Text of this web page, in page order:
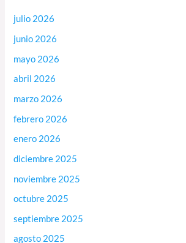
julio 2026
junio 2026
mayo 2026
abril 2026
marzo 2026
febrero 2026
enero 2026
diciembre 2025
noviembre 2025
octubre 2025
septiembre 2025
agosto 2025